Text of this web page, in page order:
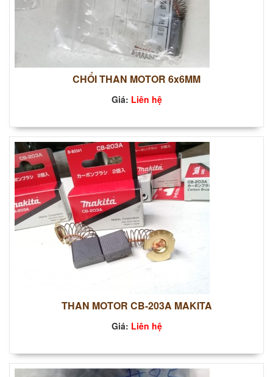
CHỔI THAN MOTOR 6x6MM
Giá: Liên hệ
THAN MOTOR CB-203A MAKITA
Giá: Liên hệ